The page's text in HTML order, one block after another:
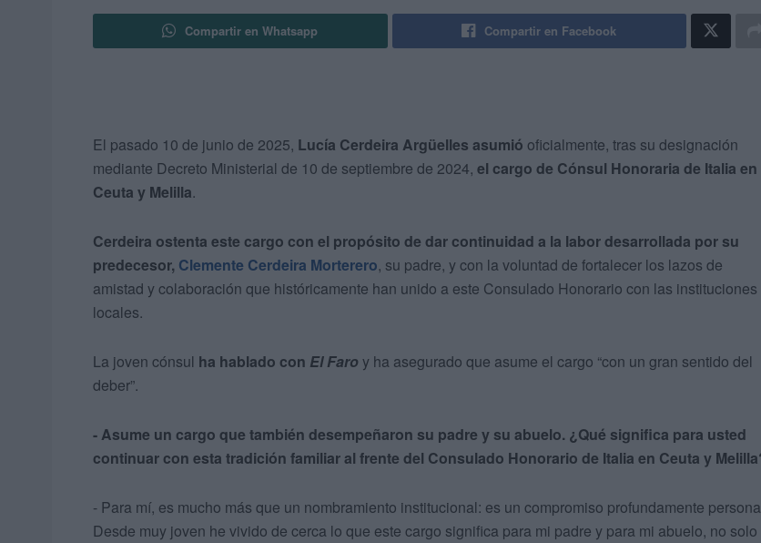
Compartir en Whatsapp Compartir en Facebook
El pasado 10 de junio de 2025, Lucía Cerdeira Argüelles asumió oficialmente, tras su designación
mediante Decreto Ministerial de 10 de septiembre de 2024, el cargo de Cónsul Honoraria de Italia en
Ceuta y Melilla.
Cerdeira ostenta este cargo con el propósito de dar continuidad a la labor desarrollada por su
predecesor, Clemente Cerdeira Morterero, su padre, y con la voluntad de fortalecer los lazos de
amistad y colaboración que históricamente han unido a este Consulado Honorario con las instituciones
locales.
La joven cónsul ha hablado con El Faro y ha asegurado que asume el cargo “con un gran sentido del
deber”.
- Asume un cargo que también desempeñaron su padre y su abuelo. ¿Qué significa para usted
continuar con esta tradición familiar al frente del Consulado Honorario de Italia en Ceuta y
- Para mí, es mucho más que un nombramiento institucional: es un compromiso profundamente
Desde muy joven he vivido de cerca lo que este cargo significa para mi padre y para mi abuelo, no solo